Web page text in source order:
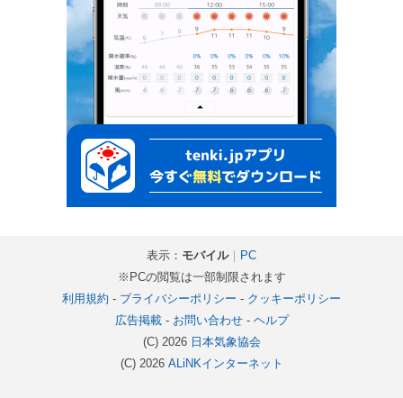
表示： モバイル｜
PC
※PCの閲覧は一部制限されます
利用規約 - プライバシーポリシー - クッキーポリシー
広告掲載- お問い合わせ- ヘルプ
(C) 2026 日本気象協会
(C) 2026 ALiNKインターネット